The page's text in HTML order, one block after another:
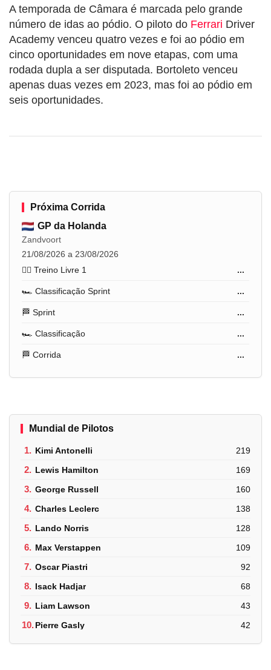
A temporada de Câmara é marcada pelo grande
número de idas ao pódio. O piloto do Ferrari Driver
Academy venceu quatro vezes e foi ao pódio em
cinco oportunidades em nove etapas, com uma
rodada dupla a ser disputada. Bortoleto venceu
apenas duas vezes em 2023, mas foi ao pódio em
seis oportunidades.
Próxima Corrida
GP da Holanda
Zandvoort
21/08/2026 a 23/08/2026
🏋️‍♂️ Treino Livre 1
...
🏎️ Classificação Sprint ...
🏁 Sprint ...
🏎️ Classificação ...
🏁 Corrida ...
Mundial de Pilotos
1. Kimi Antonelli 219
2. Lewis Hamilton 169
3. George Russell 160
4. Charles Leclerc 138
5. Lando Norris 128
6. Max Verstappen 109
7. Oscar Piastri 92
8. Isack Hadjar 68
9. Liam Lawson 43
10.Pierre Gasly 42